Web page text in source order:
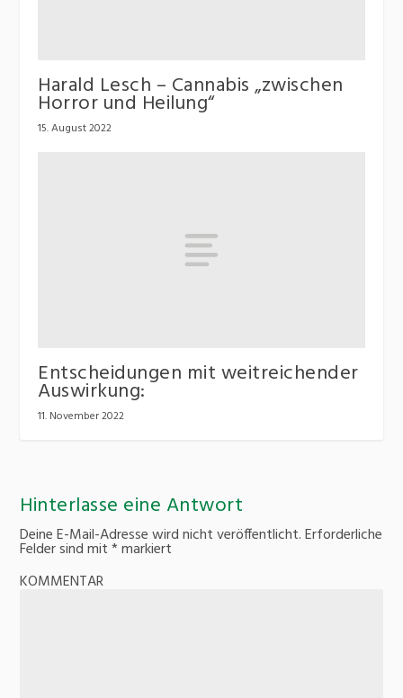
Harald Lesch – Cannabis „zwischen
Horror und Heilung“
15. August 2022
Entscheidungen mit weitreichender
Auswirkung:
11. November 2022
Hinterlasse eine Antwort
Deine E-Mail-Adresse wird nicht veröffentlicht. Erforderliche
Felder sind mit*markiert
KOMMENTAR